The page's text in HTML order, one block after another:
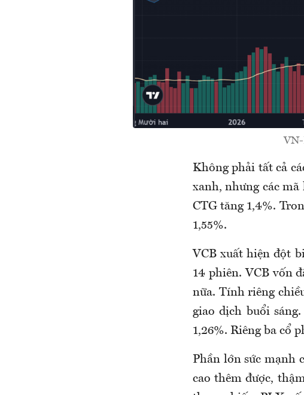
Không phải tất cả
xanh, nhưng các
CTG tăng 1,4%.
1,55%.
VCB xuất hiện đột
14 phiên. VCB vốn
nữa. Tính riêng
giao dịch buổi
1,26%. Riêng ba cổ
Phần lớn sức mạnh
cao thêm được,